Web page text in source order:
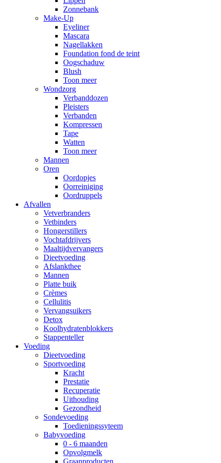
Zonnebank
Make-Up
Eyeliner
Mascara
Nagellakken
Foundation fond de teint
Oogschaduw
Blush
Toon meer
Wondzorg
Verbanddozen
Pleisters
Verbanden
Kompressen
Tape
Watten
Toon meer
Mannen
Oren
Oordopjes
Oorreiniging
Oordruppels
Afvallen
Vetverbranders
Vetbinders
Hongerstillers
Vochtafdrijvers
Maaltijdvervangers
Dieetvoeding
Afslankthee
Mannen
Platte buik
Crèmes
Cellulitis
Vervangsuikers
Detox
Koolhydratenblokkers
Stappenteller
Voeding
Dieetvoeding
Sportvoeding
Kracht
Prestatie
Recuperatie
Uithouding
Gezondheid
Sondevoeding
Toedieningssyteem
Babyvoeding
0 - 6 maanden
Opvolgmelk
Graanproducten